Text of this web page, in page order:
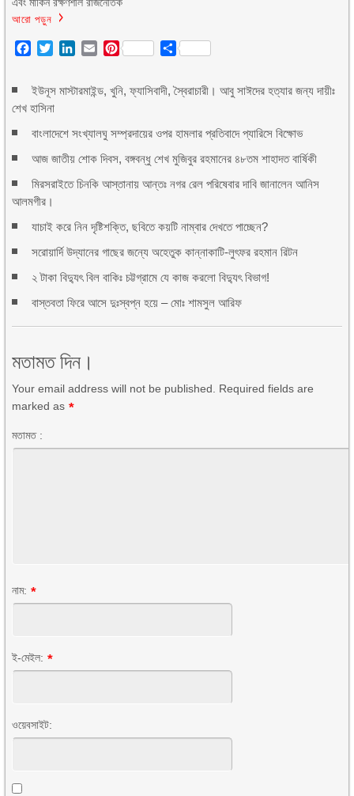
এবং মার্কিন রক্ষণশীল রাজনৈতিক
আরো পড়ুন
Facebook
TwitterLinkedIn
EmailPinterest Share
ইউনূস মাস্টারমাইন্ড, খুনি, ফ্যাসিবাদী, স্বৈরাচারী। আবু সাঈদের হত্যার জন্য দায়ীঃ
শেখ হাসিনা
বাংলাদেশে সংখ্যালঘু সম্প্রদায়ের ওপর হামলার প্রতিবাদে প্যারিসে বিক্ষোভ
আজ জাতীয় শোক দিবস, বঙ্গবন্ধু শেখ মুজিবুর রহমানের ৪৮তম শাহাদত বার্ষিকী
মিরসরাইতে চিনকি আস্তানায় আন্তঃ নগর রেল পরিষেবার দাবি জানালেন আনিস
আলমগীর।
যাচাই করে নিন দৃষ্টিশক্তি, ছবিতে কয়টি নাম্বার দেখতে পাচ্ছেন?
সরোয়ার্দি উদ্যানের গাছের জন্যে অহেতুক কান্নাকাটি-লুৎফর রহমান রিটন
২ টাকা বিদ্যুৎ বিল বাকিঃ চট্টগ্রামে যে কাজ করলো বিদ্যুৎ বিভাগ!
বাস্তবতা ফিরে আসে দুঃস্বপ্ন হয়ে – মোঃ শামসুল আরিফ
মতামত দিন।
Your email address will not be published. Required fields are
marked as *
মতামত :
নাম: *
ই-মেইল: *
ওয়েবসাইট: